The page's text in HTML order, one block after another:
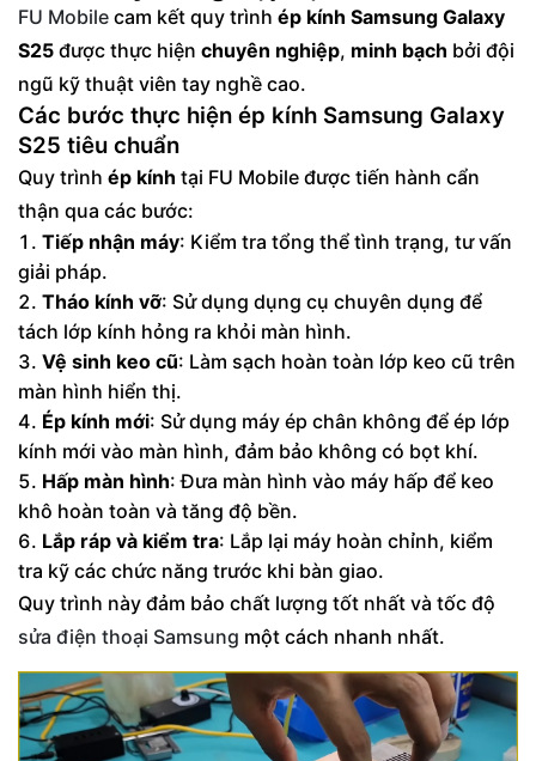
FU Mobile cam kết quy trình ép kính Samsung Galaxy
S25 được thực hiện chuyên nghiệp, minh bạch bởi đội
ngũ kỹ thuật viên tay nghề cao.
Các bước thực hiện ép kính Samsung Galaxy
S25 tiêu chuẩn
Quy trình ép kính tại FU Mobile được tiến hành cẩn
thận qua các bước:
Tiếp nhận máy: Kiểm tra tổng thể tình trạng, tư vấn
giải pháp.
Tháo kính vỡ: Sử dụng dụng cụ chuyên dụng để
tách lớp kính hỏng ra khỏi màn hình.
Vệ sinh keo cũ: Làm sạch hoàn toàn lớp keo cũ trên
màn hình hiển thị.
Ép kính mới: Sử dụng máy ép chân không để ép lớp
kính mới vào màn hình, đảm bảo không có bọt khí.
Hấp màn hình: Đưa màn hình vào máy hấp để keo
khô hoàn toàn và tăng độ bền.
Lắp ráp và kiểm tra: Lắp lại máy hoàn chỉnh, kiểm
tra kỹ các chức năng trước khi bàn giao.
Quy trình này đảm bảo chất lượng tốt nhất và tốc độ
sửa điện thoại Samsung một cách nhanh nhất.